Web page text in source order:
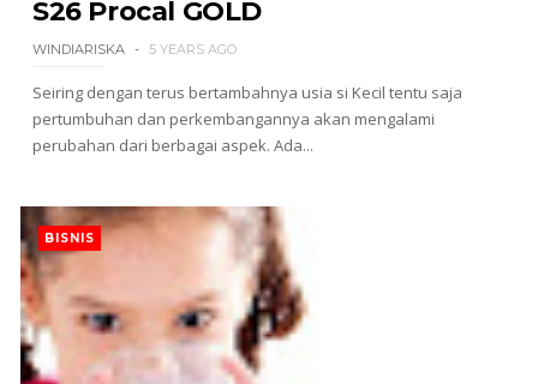
S26 Procal GOLD
WINDIARISKA 5 YEARS AGO
Seiring dengan terus bertambahnya usia si Kecil tentu saja
pertumbuhan dan perkembangannya akan mengalami
perubahan dari berbagai aspek. Ada...
BISNIS